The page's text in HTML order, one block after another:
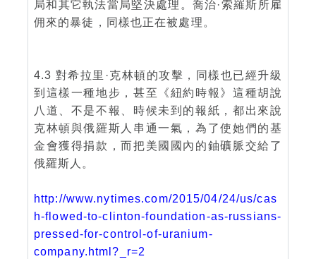
局和其它執法當局堅決處理。喬治·索羅斯所雇
佣來的暴徒，同樣也正在被處理。
4.3 對希拉里·克林頓的攻擊，同樣也已經升級
到這樣一種地步，甚至《紐約時報》這種胡說
八道、不是不報、時候未到的報紙，都出來說
克林頓與俄羅斯人串通一氣，為了使她們的基
金會獲得捐款，而把美國國內的鈾礦脈交給了
俄羅斯人。
http://www.nytimes.com/2015/04/24/us/cas
h-flowed-to-clinton-foundation-as-russians-
pressed-for-control-of-uranium-
company.html?_r=2